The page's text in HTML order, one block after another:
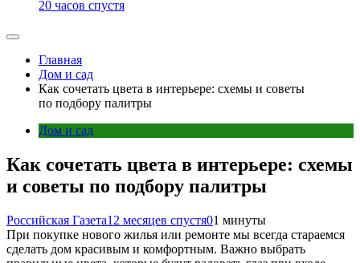
20 часов спустя
Главная
Дом и сад
Как сочетать цвета в интерьере: схемы и советы
по подбору палитры
Дом и сад
Как сочетать цвета в интерьере: схемы
и советы по подбору палитры
Российская Газета12 месяцев спустя01 минуты
При покупке нового жилья или ремонте мы всегда стараемся
сделать дом красивым и комфортным. Важно выбрать